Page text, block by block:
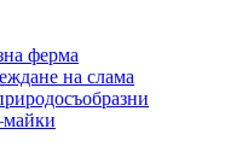
ферма
на слама